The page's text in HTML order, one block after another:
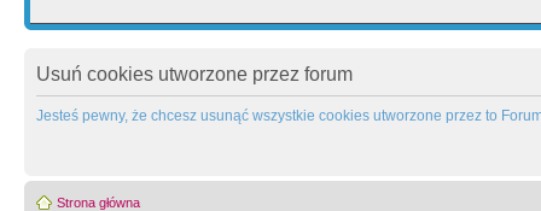
Usuń cookies utworzone przez forum
Jesteś pewny, że chcesz usunąć wszystkie cookies utworzone przez to
Strona główna